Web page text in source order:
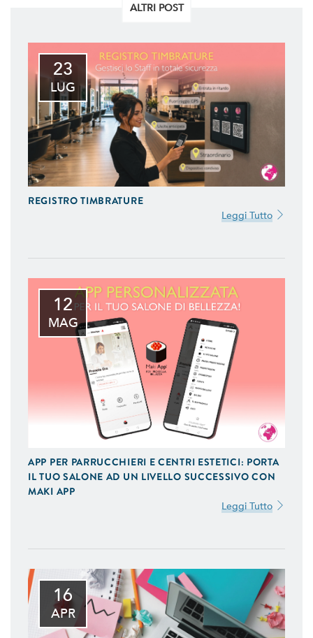
ALTRI POST
23
LUG
REGISTRO TIMBRATURE
Leggi Tutto
12
MAG
APP PER PARRUCCHIERI E CENTRI ESTETICI: PORTA
IL TUO SALONE AD UN LIVELLO SUCCESSIVO CON
MAKI APP
Leggi Tutto
16
APR